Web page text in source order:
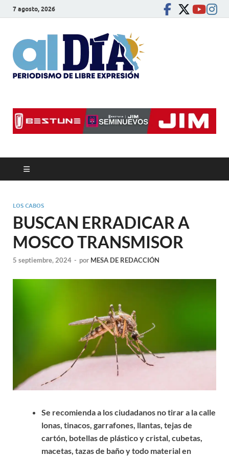
7 agosto, 2026
LOS CABOS
BUSCAN ERRADICAR A
MOSCO TRANSMISOR
5 septiembre, 2024 - por MESA DE REDACCIÓN
Se recomienda a los ciudadanos no tirar a la calle
lonas, tinacos, garrafones, llantas, tejas de
cartón, botellas de plástico y cristal, cubetas,
macetas, tazas de baño y todo material en